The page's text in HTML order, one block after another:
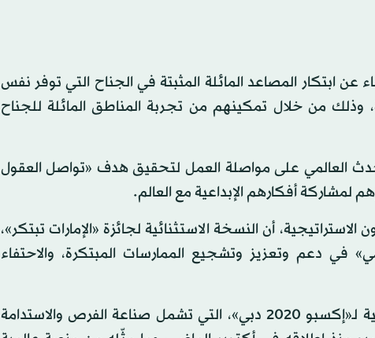
ابتكار المصاعد المائلة المثبتة في الجناح التي توفر نفس
وذلك من خلال تمكينهم من تجربة المناطق المائلة للجناح
في الحدث العالمي على مواصلة العمل لتحقيق هدف «تواصل العقول
أفكارهم الإبداعية مع العالم.
أن النسخة الاستثنائية لجائزة «الإمارات تبتكر»،
دعم وتعزيز وتشجيع الممارسات المبتكرة، والاحتفاء
وأشارت إلى أن الجائزة تضم 3 فئات تعكس المواضيع الرئيسية لـ«إكسبو 2020 دبي»، التي تشمل صناعة الفرص والاستدامة